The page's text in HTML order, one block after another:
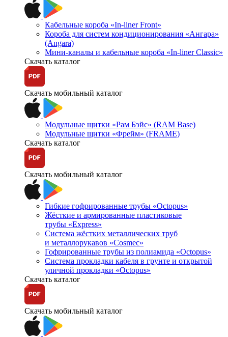
Кабельные короба «In-liner Front»
Короба для систем кондиционирования «Ангара»
(Angara)
Мини-каналы и кабельные короба «In-liner Classic»
Скачать каталог
Скачать мобильный каталог
Модульные щитки «Рам Бэйс» (RAM Base)
Модульные щитки «Фрейм» (FRAME)
Скачать каталог
Скачать мобильный каталог
Гибкие гофрированные трубы «Octopus»
Жёсткие и армированные пластиковые
трубы «Express»
Система жёстких металлических труб
и металлорукавов «Cosmec»
Гофрированные трубы из полиамида «Octopus»
Система прокладки кабеля в грунте и открытой
уличной прокладки «Octopus»
Скачать каталог
Скачать мобильный каталог